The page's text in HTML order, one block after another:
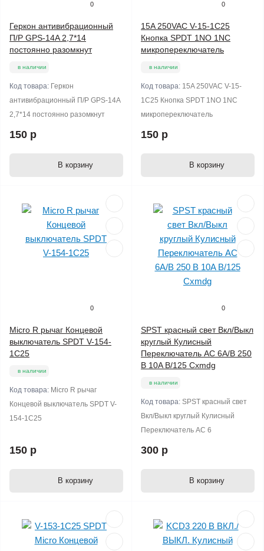
0
Геркон антивибрационный
П/Р GPS-14A 2,7*14
постоянно разомкнут
в наличии
Код товара: Геркон
антивибрационный П/Р GPS-14A
2,7*14 постоянно разомкнут
150 р
В корзину
0
15A 250VAC V-15-1C25
Кнопка SPDT 1NO 1NC
микропереключатель
в наличии
Код товара: 15A 250VAC V-15-
1C25 Кнопка SPDT 1NO 1NC
микропереключатель
150 р
В корзину
0
Micro R рычаг Концевой
выключатель SPDT V-154-
1C25
в наличии
Код товара: Micro R рычаг
Концевой выключатель SPDT V-
154-1C25
150 р
В корзину
0
SPST красный свет Вкл/Выкл
круглый Кулисный
Переключатель AC 6A/В 250
В 10A В/125 Cxmdg
в наличии
Код товара: SPST красный свет
Вкл/Выкл круглый Кулисный
Переключатель AC 6
300 р
В корзину